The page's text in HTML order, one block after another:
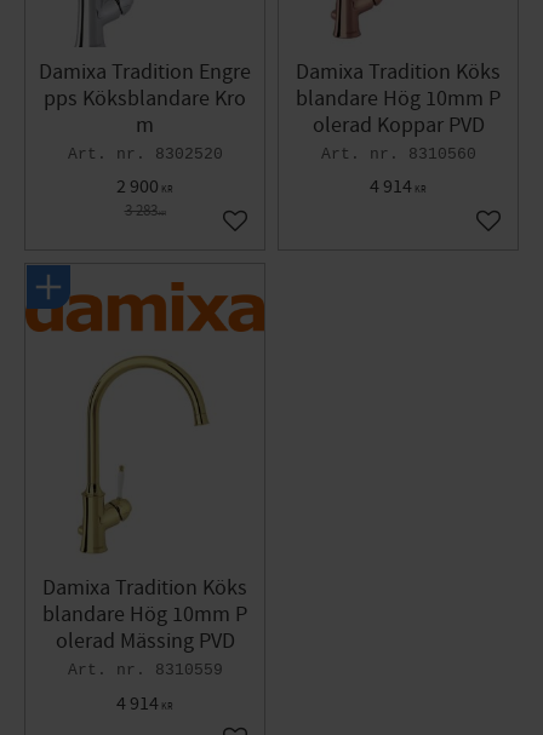
Damixa Tradition Engre
pps Köksblandare Kro
m
8302520
2 900 KR
3 283KR
Lägg till i favoriter
Damixa Tradition Köks
blandare Hög 10mm P
olerad Koppar PVD
8310560
4 914 KR
Lägg
Damixa Tradition Köks
blandare Hög 10mm P
olerad Mässing PVD
8310559
4 914 KR